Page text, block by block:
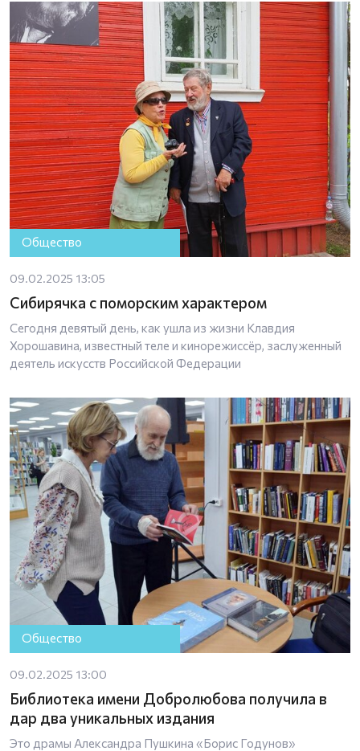
Общество
09.02.2025 13:05
Сибирячка с поморским характером
Сегодня девятый день, как ушла из жизни Клавдия
Хорошавина, известный теле и кинорежиссёр, заслуженный
деятель искусств Российской Федерации
Общество
09.02.2025 13:00
Библиотека имени Добролюбова получила в
дар два уникальных издания
Это драмы Александра Пушкина «Борис Годунов»